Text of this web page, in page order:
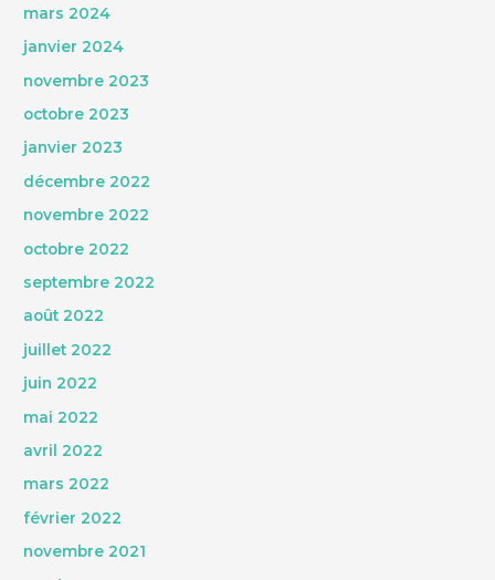
mars 2024
janvier 2024
novembre 2023
octobre 2023
janvier 2023
décembre 2022
novembre 2022
octobre 2022
septembre 2022
août 2022
juillet 2022
juin 2022
mai 2022
avril 2022
mars 2022
février 2022
novembre 2021